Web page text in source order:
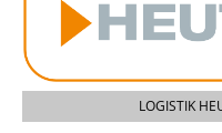
LOGISTIK